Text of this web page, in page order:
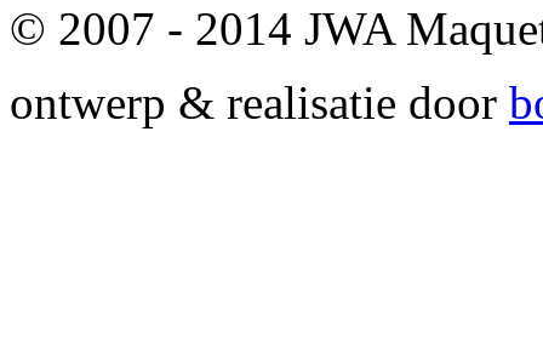
© 2007 - 2014 JWA
ontwerp & realisatie door